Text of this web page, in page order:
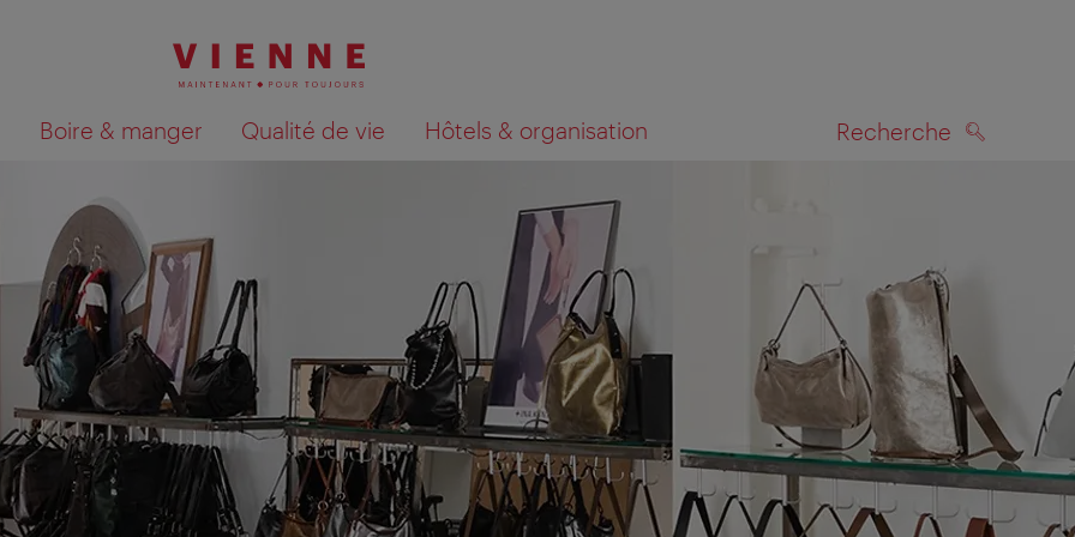
Boire & manger Qualité de vie Hôtels & organisation Recherche
RECHERCHE